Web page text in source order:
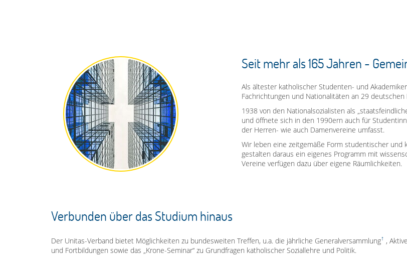
Seit mehr als 165 Jahren -
Als ältester katholischer Studenten- und
Fachrichtungen und Nationalitäten an 29
1938 von den Nationalsozialisten als
und öffnete sich in den 1990ern auch für
der Herren- wie auch Damenvereine umfasst.
Wir leben eine zeitgemäße Form studentischer
gestalten daraus ein eigenes Programm mit
Vereine verfügen dazu über eigene Räumlichkeiten.
Verbunden über das Studium hinaus
Der Unitas-Verband bietet Möglichkeiten zu bundesweiten Treffen, u.a. die jährliche Generalversammlung ,
und Fortbildungen sowie das „Krone-Seminar“ zu Grundfragen katholischer Soziallehre und Politik.